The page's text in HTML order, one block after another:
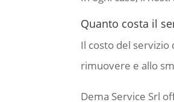
Quanto costa il
Il costo del servizio
rimuovere e allo
Dema Service Srl